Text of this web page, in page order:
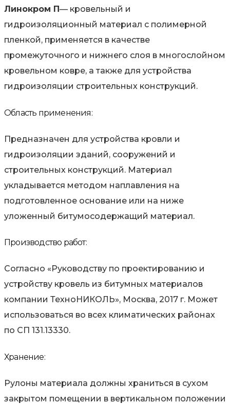
Линокром П— кровельный и
гидроизоляционный материал с полимерной
пленкой, применяется в качестве
промежуточного и нижнего слоя в многослойном
кровельном ковре, а также для устройства
гидроизоляции строительных конструкций.
Область применения:
Предназначен для устройства кровли и
гидроизоляции зданий, сооружений и
строительных конструкций. Материал
укладывается методом наплавления на
подготовленное основание или на ниже
уложенный битумосодержащий материал.
Производство работ:
Согласно «Руководству по проектированию и
устройству кровель из битумных материалов
компании ТехноНИКОЛЬ», Москва, 2017 г. Может
использоваться во всех климатических районах
по СП 131.13330.
Хранение:
Рулоны материала должны храниться в сухом
закрытом помещении в вертикальном положении